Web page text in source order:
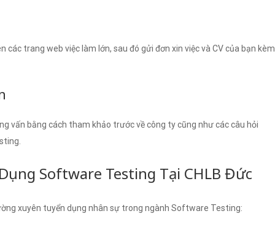
trang web việc làm lớn, sau đó gửi đơn xin việc và CV của bạn kèm
vấn bằng cách tham khảo trước về công ty cũng như các câu hỏi
Software Testing Tại CHLB Đức
xuyên tuyển dụng nhân sự trong ngành Software Testing: